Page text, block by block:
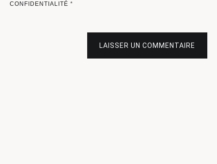
CONFIDENTIALITÉ *
LAISSER UN COMMENTAIRE